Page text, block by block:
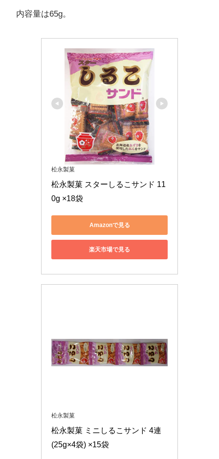
内容量は65g。
松永製菓
松永製菓 スターしるこサンド 11
0g ×18袋
Amazonで見る
楽天市場で見る
松永製菓
松永製菓 ミニしるこサンド 4連
(25g×4袋) ×15袋